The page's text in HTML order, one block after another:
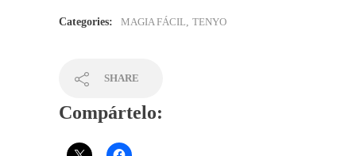
Categories: MAGIA FÁCIL, TENYO
SHARE
Compártelo: